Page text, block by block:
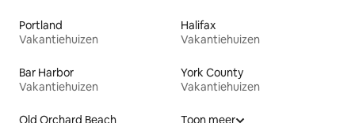
Portland
Vakantiehuizen
Halifax
Vakantiehuizen
Bar Harbor
Vakantiehuizen
York County
Vakantiehuizen
Old Orchard Beach Toon meer